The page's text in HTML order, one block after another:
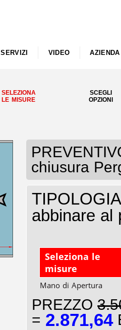
SERVIZI VIDEO AZIENDA
SELEZIONA
LE MISURE
SCEGLI
OPZIONI
chiusura
abbinare al
Seleziona le
misure
Mano di Apertura
PREZZO
= 2.871,64